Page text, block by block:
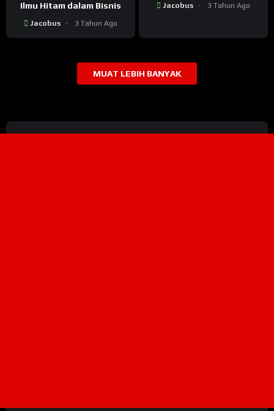
Ilmu Hitam dalam Bisnis
Jacobus 3 Tahun Ago
Jacobus 3 Tahun Ago
MUAT LEBIH BANYAK